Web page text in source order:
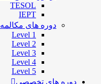
TESOL
IEPT
دوره های مکالمه
Level 1
Level 2
Level 3
Level 4
Level 5
دوره های تخصصی